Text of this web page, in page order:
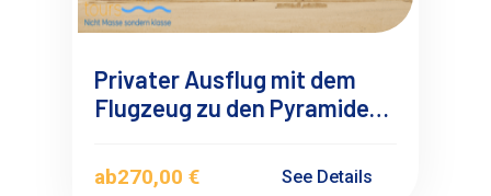
Privater Ausflug mit dem
Flugzeug zu den Pyramiden
Gizeh Ab Marsa Alam
ab270,00 € See Details